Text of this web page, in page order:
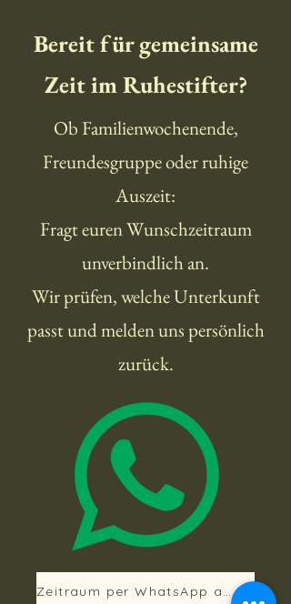
Bereit für gemeinsame
Zeit im Ruhestifter?
Ob Familienwochenende,
Freundesgruppe oder ruhige
Auszeit:
Fragt euren Wunschzeitraum
unverbindlich an.
Wir prüfen, welche Unterkunft
passt und melden uns persönlich
zurück.
Zeitraum per WhatsApp anfragen